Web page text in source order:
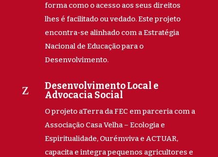
forma como o acesso aos seus direitos
lhes é facilitado ou vedado. Este projeto
encontra-se alinhado com a Estratégia
Nacional de Educação para o
Desenvolvimento.
z
Desenvolvimento Local e
Advocacia Social
O projeto aTerra da FEC em parceria com a
Associação Casa Velha – Ecologia e
Espiritualidade, Ourémviva e ACTUAR,
capacita e integra pequenos agricultores e